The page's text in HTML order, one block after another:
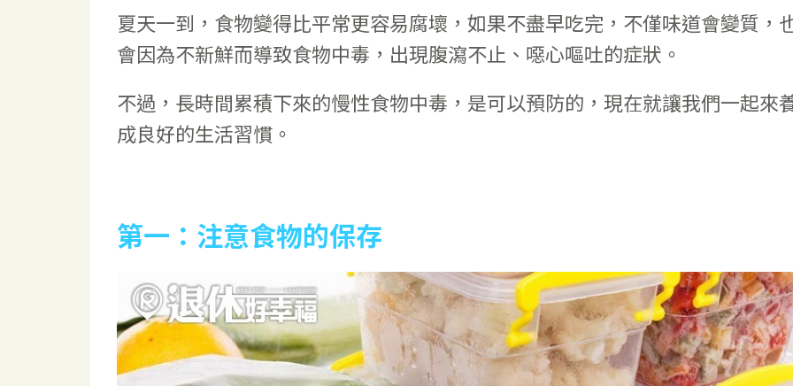
夏天一到，食物變得比平常更容易腐壞，如果不盡早吃完，不僅味道會變質，
會因為不新鮮而導致食物中毒，出現腹瀉不止、噁心嘔吐的症狀。
不過，長時間累積下來的慢性食物中毒，是可以預防的，現在就讓我們一起來
成良好的生活習慣。
第一：注意食物的保存